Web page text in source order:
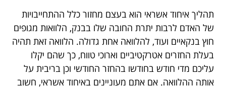
תהליך איחוד אשראי הוא בעצם מחזור כלל ההתחייבויות
של האדם לרבות יתרת החובה שלו בבנק, הלוואות מגופים
חוץ בנקאיים ועוד, להלוואה אחת גדולה. הלוואה זאת תהיה
בעלת החזרים אטרקטיביים וארוכי טווח, כך שהם יקלו
עליכם מדי חודש בחודשו בהחזר החודשי וכן בריבית על
אותה ההלוואה. אם אתם מעוניינים באיחוד אשראי, חשוב